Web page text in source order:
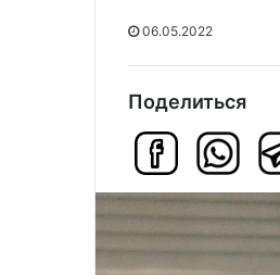
06.05.2022
Поделиться